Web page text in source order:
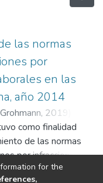
las normas
por
en las
año 2014
, 2019
; Velarde Herencia,
como finalidad
de las normas
por infracciones a
constructoras, año
for the